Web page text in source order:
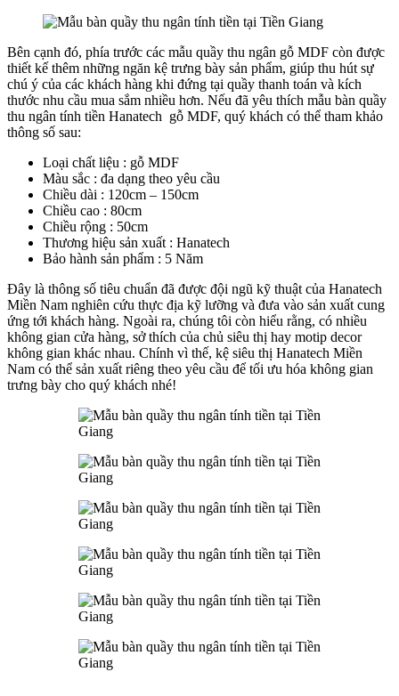
Bên cạnh đó, phía trước các mẫu quầy thu ngân gỗ MDF còn được
thiết kế thêm những ngăn kệ trưng bày sản phẩm, giúp thu hút sự
chú ý của các khách hàng khi đứng tại quầy thanh toán và kích
thước nhu cầu mua sắm nhiều hơn. Nếu đã yêu thích mẫu bàn quầy
thu ngân tính tiền Hanatech gỗ MDF, quý khách có thể tham khảo
thông số sau:
Loại chất liệu : gỗ MDF
Màu sắc : đa dạng theo yêu cầu
Chiều dài : 120cm – 150cm
Chiều cao : 80cm
Chiều rộng : 50cm
Thương hiệu sản xuất : Hanatech
Bảo hành sản phẩm : 5 Năm
Đây là thông số tiêu chuẩn đã được đội ngũ kỹ thuật của Hanatech
Miền Nam nghiên cứu thực địa kỹ lưỡng và đưa vào sản xuất cung
ứng tới khách hàng. Ngoài ra, chúng tôi còn hiểu rằng, có nhiều
không gian cửa hàng, sở thích của chủ siêu thị hay motip decor
không gian khác nhau. Chính vì thế, kệ siêu thị Hanatech Miền
Nam có thể sản xuất riêng theo yêu cầu để tối ưu hóa không gian
trưng bày cho quý khách nhé!